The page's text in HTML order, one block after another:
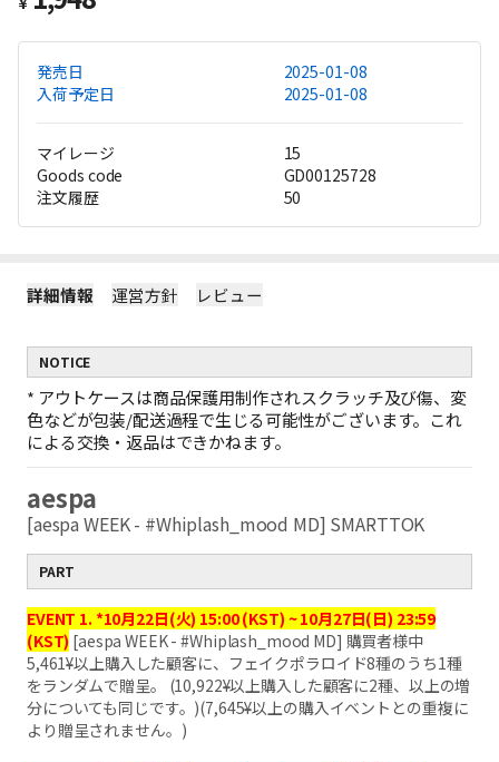
発売日
2025-01-08
入荷予定日
2025-01-08
マイレージ
15
Goods code
GD00125728
注文履歴
50
詳細情報 運営方針 レビュー
NOTICE
* アウトケースは商品保護用制作されスクラッチ及び傷、変
色などが包装/配送過程で生じる可能性がございます。これ
による交換・返品はできかねます。
aespa
[aespa WEEK - #Whiplash_mood MD] SMARTTOK
PART
EVENT 1. *10月22日(火) 15:00 (KST) ~ 10月27日(日) 23:59
(KST) [aespa WEEK - #Whiplash_mood MD] 購買者様中
5,461¥以上購入した顧客に、フェイクポラロイド8種のうち1種
をランダムで贈呈。 (10,922¥以上購入した顧客に2種、以上の増
分についても同じです。)(7,645¥以上の購入イベントとの重複に
より贈呈されません。)